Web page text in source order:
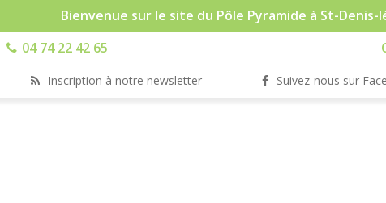
Bienvenue sur le site du Pôle Pyramide à St-Denis-
04 74 22 42 65
Inscription à notre newsletter Suivez-nous sur